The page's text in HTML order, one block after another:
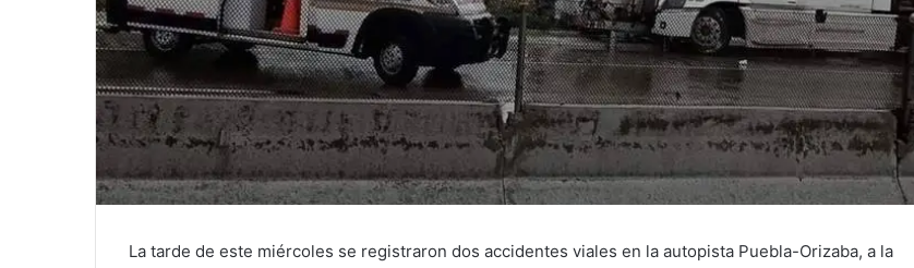
La tarde de este miércoles se registraron dos accidentes viales en la autopista Puebla-Orizaba, a la